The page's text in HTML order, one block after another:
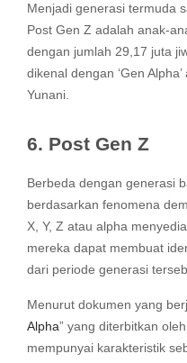
Menjadi generasi termuda
Post Gen Z adalah anak-
dengan jumlah 29,17 juta
dikenal dengan ‘Gen
Yunani.
6. Post Gen Z
Berbeda dengan generasi
berdasarkan fenomena
X, Y, Z atau alpha
mereka dapat membuat
dari periode generasi
Menurut dokumen yang
Alpha” yang diterbitkan
mempunyai karakteristik